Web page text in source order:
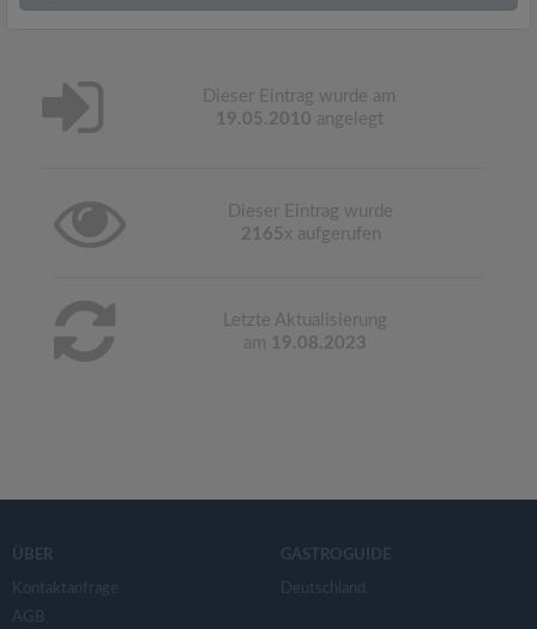
Dieser Eintrag wurde am
19.05.2010 angelegt
Dieser Eintrag wurde
2165 x aufgerufen
Letzte Aktualisierung
am 19.08.2023
ÜBER
Kontaktanfrage
AGB
GASTROGUIDE
Deutschland